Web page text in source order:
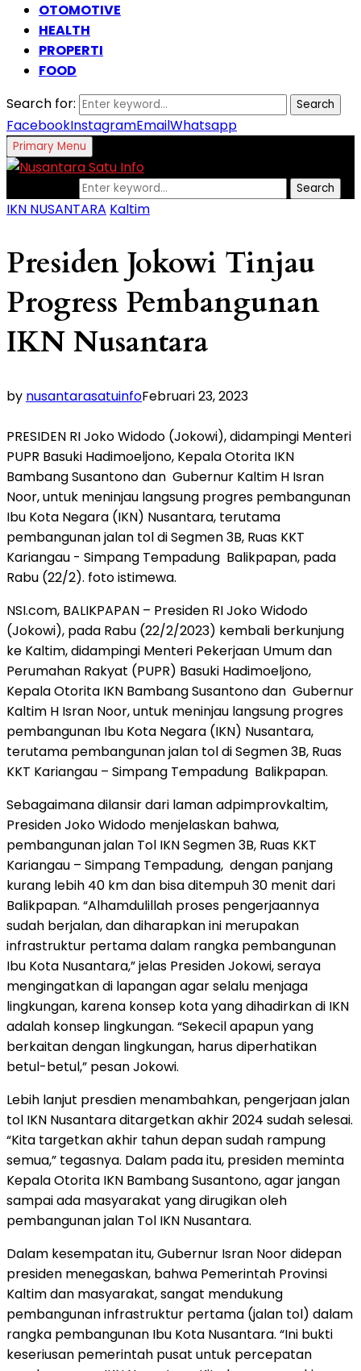
OTOMOTIVE
HEALTH
PROPERTI
FOOD
Search for:
Search
FacebookInstagramEmailWhatsapp
Primary Menu
Search
IKN NUSANTARA Kaltim
Presiden Jokowi Tinjau
Progress Pembangunan
IKN Nusantara
by nusantarasatuinfoFebruari 23, 2023
PRESIDEN RI Joko Widodo (Jokowi), didampingi Menteri
PUPR Basuki Hadimoeljono, Kepala Otorita IKN
Bambang Susantono dan Gubernur Kaltim H Isran
Noor, untuk meninjau langsung progres pembangunan
Ibu Kota Negara (IKN) Nusantara, terutama
pembangunan jalan tol di Segmen 3B, Ruas KKT
Kariangau - Simpang Tempadung Balikpapan, pada
Rabu (22/2). foto istimewa.
NSI.com, BALIKPAPAN – Presiden RI Joko Widodo
(Jokowi), pada Rabu (22/2/2023) kembali berkunjung
ke Kaltim, didampingi Menteri Pekerjaan Umum dan
Perumahan Rakyat (PUPR) Basuki Hadimoeljono,
Kepala Otorita IKN Bambang Susantono dan Gubernur
Kaltim H Isran Noor, untuk meninjau langsung progres
pembangunan Ibu Kota Negara (IKN) Nusantara,
terutama pembangunan jalan tol di Segmen 3B, Ruas
KKT Kariangau – Simpang Tempadung Balikpapan.
Sebagaimana dilansir dari laman adpimprovkaltim,
Presiden Joko Widodo menjelaskan bahwa,
pembangunan jalan Tol IKN Segmen 3B, Ruas KKT
Kariangau – Simpang Tempadung, dengan panjang
kurang lebih 40 km dan bisa ditempuh 30 menit dari
Balikpapan. “Alhamdulillah proses pengerjaannya
sudah berjalan, dan diharapkan ini merupakan
infrastruktur pertama dalam rangka pembangunan
Ibu Kota Nusantara,” jelas Presiden Jokowi, seraya
mengingatkan di lapangan agar selalu menjaga
lingkungan, karena konsep kota yang dihadirkan di IKN
adalah konsep lingkungan. “Sekecil apapun yang
berkaitan dengan lingkungan, harus diperhatikan
betul-betul,” pesan Jokowi.
Lebih lanjut presdien menambahkan, pengerjaan jalan
tol IKN Nusantara ditargetkan akhir 2024 sudah selesai.
“Kita targetkan akhir tahun depan sudah rampung
semua,” tegasnya. Dalam pada itu, presiden meminta
Kepala Otorita IKN Bambang Susantono, agar jangan
sampai ada masyarakat yang dirugikan oleh
pembangunan jalan Tol IKN Nusantara.
Dalam kesempatan itu, Gubernur Isran Noor didepan
presiden menegaskan, bahwa Pemerintah Provinsi
Kaltim dan masyarakat, sangat mendukung
pembangunan infrastruktur pertama (jalan tol) dalam
rangka pembangunan Ibu Kota Nusantara. “Ini bukti
keseriusan pemerintah pusat untuk percepatan